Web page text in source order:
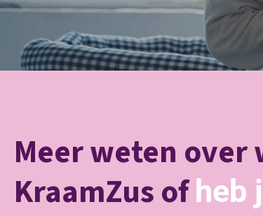
Meer weten over
KraamZus ofheb